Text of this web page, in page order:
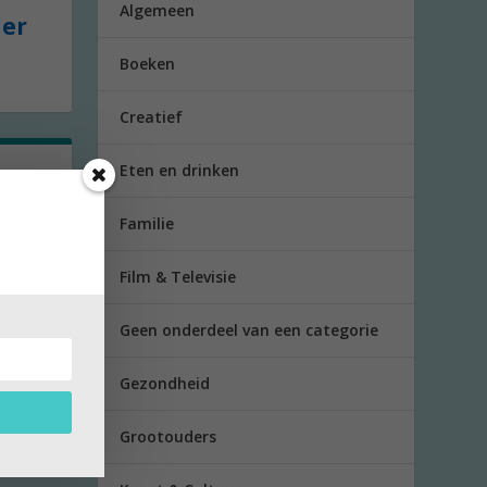
Algemeen
Boeken
Creatief
Eten en drinken
Familie
Film & Televisie
Geen onderdeel van een categorie
Gezondheid
Grootouders